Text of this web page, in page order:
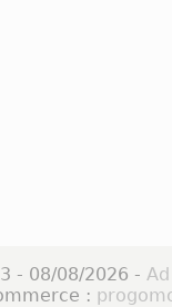
- 08/08/2026 -
: